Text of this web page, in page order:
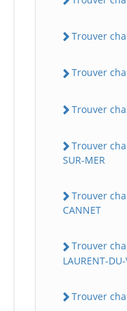
Trouver
Trouver
Trouver
Trouver
SUR-MER
Trouver
CANNET
Trouver
LAURENT-DU-
Trouver